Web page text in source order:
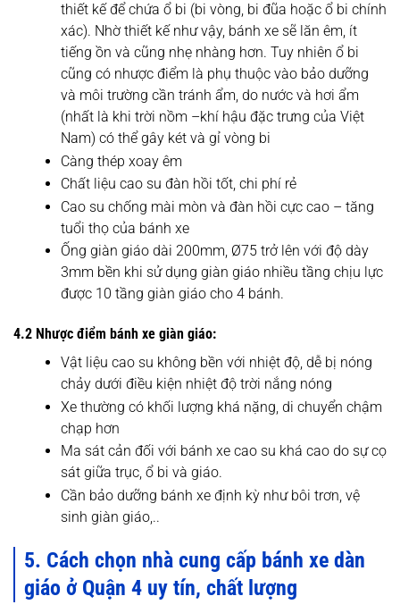
thiết kế để chứa ổ bi (bi vòng, bi đũa hoặc ổ bi chính
xác). Nhờ thiết kế như vậy, bánh xe sẽ lăn êm, ít
tiếng ồn và cũng nhẹ nhàng hơn. Tuy nhiên ổ bi
cũng có nhược điểm là phụ thuộc vào bảo dưỡng
và môi trường cần tránh ẩm, do nước và hơi ẩm
(nhất là khi trời nồm –khí hậu đặc trưng của Việt
Nam) có thể gây két và gỉ vòng bi
Càng thép xoay êm
Chất liệu cao su đàn hồi tốt, chi phí rẻ
Cao su chống mài mòn và đàn hồi cực cao – tăng
tuổi thọ của bánh xe
Ống giàn giáo dài 200mm, Ø75 trở lên với độ dày
3mm bền khi sử dụng giàn giáo nhiều tầng chịu lực
được 10 tầng giàn giáo cho 4 bánh.
4.2 Nhược điểm bánh xe giàn giáo:
Vật liệu cao su không bền với nhiệt độ, dễ bị nóng
chảy dưới điều kiện nhiệt độ trời nắng nóng
Xe thường có khối lượng khá nặng, di chuyển chậm
chạp hơn
Ma sát cản đối với bánh xe cao su khá cao do sự cọ
sát giữa trục, ổ bi và giáo.
Cần bảo dưỡng bánh xe định kỳ như bôi trơn, vệ
sinh giàn giáo,..
5. Cách chọn nhà cung cấp bánh xe dàn
giáo ở Quận 4 uy tín, chất lượng